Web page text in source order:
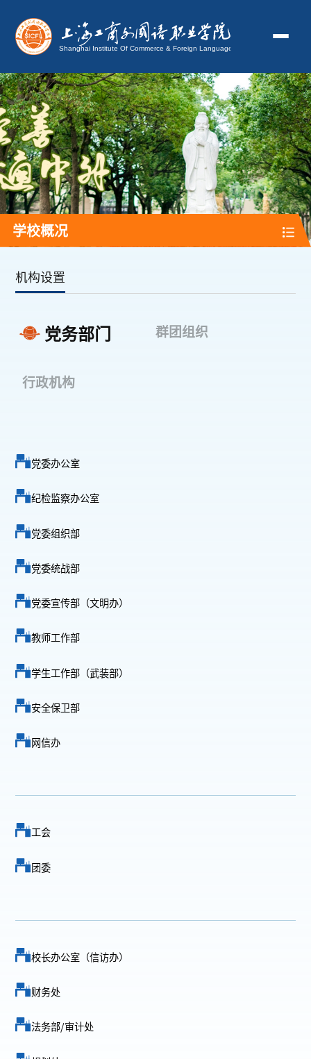
学校概况
机构设置
党务部门 群团组织
行政机构
党委办公室
纪检监察办公室
党委组织部
党委统战部
党委宣传部（文明办）
教师工作部
学生工作部（武装部）
安全保卫部
网信办
工会
团委
校长办公室（信访办）
财务处
法务部/审计处